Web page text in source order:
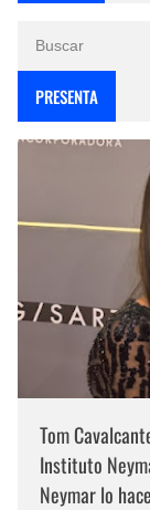
PRESENTA
Tom
Instituto
Neymar lo